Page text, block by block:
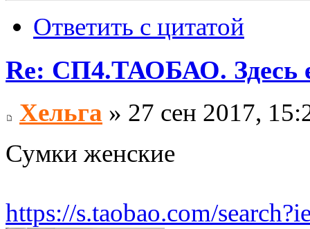
Ответить с цитатой
Re: СП4.ТАОБАО. Здесь
Хельга » 27 сен 2017,
Сумки женские
https://s.taobao.com/